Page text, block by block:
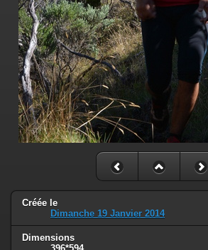
Créée le
Dimanche 19 Janvier 2014
Dimensions